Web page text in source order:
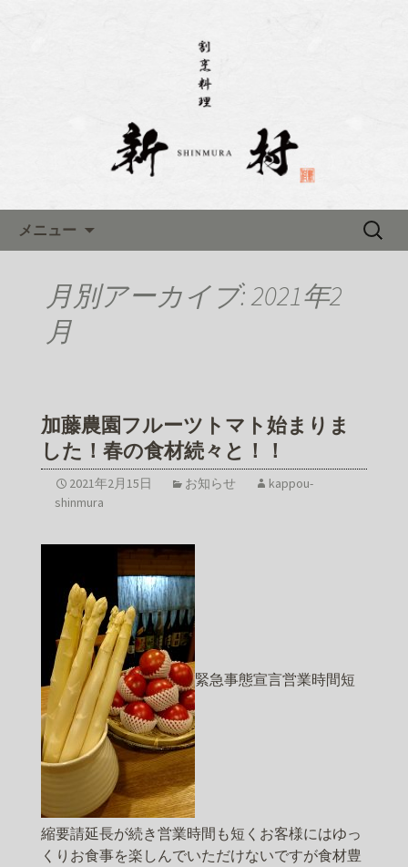
名古屋市伏見にある「割烹料理
新村(しんむら)」のブログ
んむら)」のブログです
メニュー
検
月別アーカイブ: 2021年2
月
加藤農園フルーツトマト始まりま
した！春の食材続々と！！
2021年2月15日 お知らせ
kappou-
shinmura
緊急事態宣言営業時間短
縮要請延長が続き営業時間も短くお客様にはゆっ
くりお食事を楽しんでいただけないですが食材豊